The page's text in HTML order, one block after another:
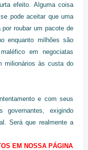
efeito. Alguma coisa
pode aceitar que uma
roubar um pacote de
enquanto milhões são
em negociatas
milionários às custa do
e com seus
exigindo
Será que realmente a
EM NOSSA PÁGINA